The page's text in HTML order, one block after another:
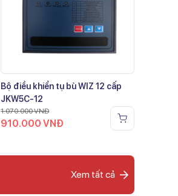
Bộ điều khiển tụ bù WIZ 12 cấp
JKW5C-12
1.070.000VNĐ
910.000VNĐ
Xem tất cả